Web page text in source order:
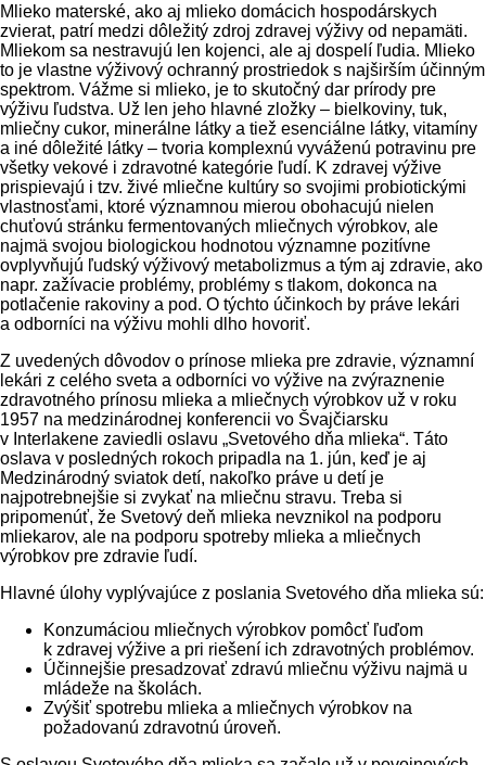
Mlieko materské, ako aj mlieko domácich hospodárskych
zvierat, patrí medzi dôležitý zdroj zdravej výživy od nepamäti.
Mliekom sa nestravujú len kojenci, ale aj dospelí ľudia. Mlieko
to je vlastne výživový ochranný prostriedok s najširším účinným
spektrom. Vážme si mlieko, je to skutočný dar prírody pre
výživu ľudstva. Už len jeho hlavné zložky – bielkoviny, tuk,
mliečny cukor, minerálne látky a tiež esenciálne látky, vitamíny
a iné dôležité látky – tvoria komplexnú vyváženú potravinu pre
všetky vekové i zdravotné kategórie ľudí. K zdravej výžive
prispievajú i tzv. živé mliečne kultúry so svojimi probiotickými
vlastnosťami, ktoré významnou mierou obohacujú nielen
chuťovú stránku fermentovaných mliečnych výrobkov, ale
najmä svojou biologickou hodnotou významne pozitívne
ovplyvňujú ľudský výživový metabolizmus a tým aj zdravie, ako
napr. zažívacie problémy, problémy s tlakom, dokonca na
potlačenie rakoviny a pod. O týchto účinkoch by práve lekári
a odborníci na výživu mohli dlho hovoriť.
Z uvedených dôvodov o prínose mlieka pre zdravie, významní
lekári z celého sveta a odborníci vo výžive na zvýraznenie
zdravotného prínosu mlieka a mliečnych výrobkov už v roku
1957 na medzinárodnej konferencii vo Švajčiarsku
v Interlakene zaviedli oslavu „Svetového dňa mlieka“. Táto
oslava v posledných rokoch pripadla na 1. jún, keď je aj
Medzinárodný sviatok detí, nakoľko práve u detí je
najpotrebnejšie si zvykať na mliečnu stravu. Treba si
pripomenúť, že Svetový deň mlieka nevznikol na podporu
mliekarov, ale na podporu spotreby mlieka a mliečnych
výrobkov pre zdravie ľudí.
Hlavné úlohy vyplývajúce z poslania Svetového dňa mlieka sú:
Konzumáciou mliečnych výrobkov pomôcť ľuďom
k zdravej výžive a pri riešení ich zdravotných problémov.
Účinnejšie presadzovať zdravú mliečnu výživu najmä u
mládeže na školách.
Zvýšiť spotrebu mlieka a mliečnych výrobkov na
požadovanú zdravotnú úroveň.